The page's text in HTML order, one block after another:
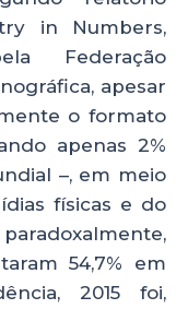
in Numbers,
Federação
apesar
o formato
apenas 2%
–, em meio
físicas e do
54,7% em
2015 foi,